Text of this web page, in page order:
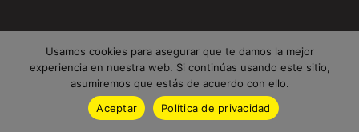
Usamos cookies para asegurar que te damos la mejor
experiencia en nuestra web. Si continúas usando este sitio,
asumiremos que estás de acuerdo con ello.
Aceptar
Política de privacidad